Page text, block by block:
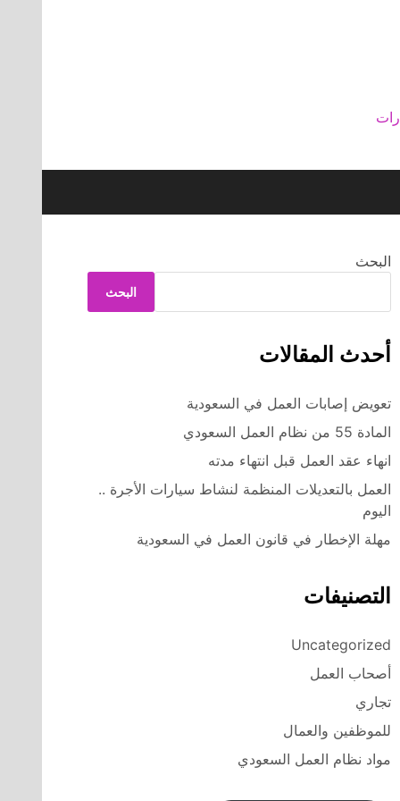
البحث
البحث
أحدث المقالات
تعويض إصابات العمل في السعودية
المادة 55 من نظام العمل السعودي
انهاء عقد العمل قبل انتهاء مدته
العمل بالتعديلات المنظمة لنشاط سيارات الأجرة ..
اليوم
مهلة الإخطار في قانون العمل في السعودية
التصنيفات
Uncategorized
أصحاب العمل
تجاري
للموظفين والعمال
مواد نظام العمل السعودي